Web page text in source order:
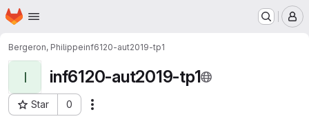
Skip to main content
Homepage
Bergeron, Philippeinf6120-aut2019-tp1
I inf6120-aut2019-tp1
Star 0
Project ID: 473